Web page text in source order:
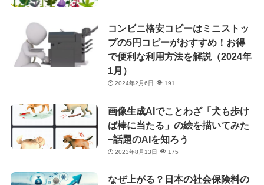
コンビニ格安コピーはミニストッ
プの5円コピーがおすすめ！お得
で便利な利用方法を解説（2024年
1月）
2024年2月6日 191
画像生成AIでことわざ「犬も歩け
ば棒に当たる」の絵を描いてみた
−話題のAIを知ろう
2023年8月13日 175
なぜ上がる？日本の社会保険料の